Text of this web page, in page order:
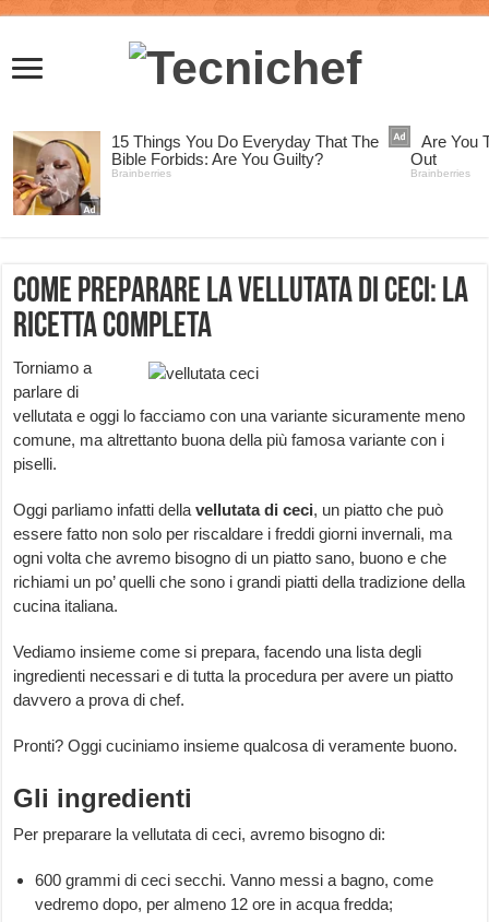
Come preparare la vellutata di ceci: la
ricetta completa
Torniamo a
parlare di
vellutata e oggi lo facciamo con una variante sicuramente meno
comune, ma altrettanto buona della più famosa variante con i
piselli.
Oggi parliamo infatti dellavellutata di ceci, un piatto che può
essere fatto non solo per riscaldare i freddi giorni invernali, ma
ogni volta che avremo bisogno di un piatto sano, buono e che
richiami un po’ quelli che sono i grandi piatti della tradizione della
cucina italiana.
Vediamo insieme come si prepara, facendo una lista degli
ingredienti necessari e di tutta la procedura per avere un piatto
davvero a prova di chef.
Pronti? Oggi cuciniamo insieme qualcosa di veramente buono.
Gli ingredienti
Per preparare la vellutata di ceci, avremo bisogno di:
600 grammi di ceci secchi. Vanno messi a bagno, come
vedremo dopo, per almeno 12 ore in acqua fredda;